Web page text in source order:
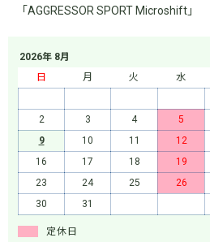
「AGGRESSOR SPORT Microshift」
2026年 8月
日
月 火 水
2
3 4 5
9
10 11 12
16
17 18 19
23
24 25 26
30
31
定休日